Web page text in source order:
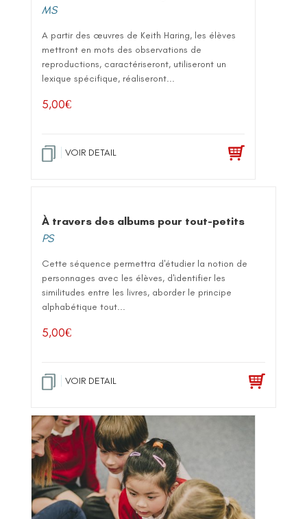
MS
A partir des œuvres de Keith Haring, les élèves
mettront en mots des observations de
reproductions, caractériseront, utiliseront un
lexique spécifique, réaliseront...
5,00€
VOIR DETAIL
À travers des albums pour tout-petits
PS
Cette séquence permettra d'étudier la notion de
personnages avec les élèves, d'identifier les
similitudes entre les livres, aborder le principe
alphabétique tout...
5,00€
VOIR DETAIL